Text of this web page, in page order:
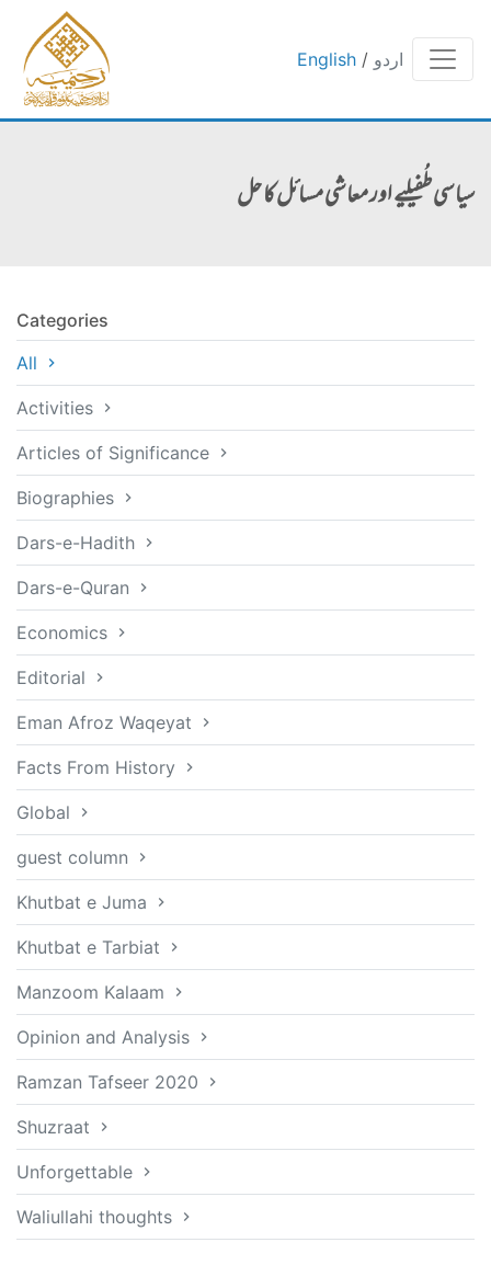
English / اردو
سیاسی طُفیلیے اور معاشی مسائل کا حل
Categories
All
Activities
Articles of Significance
Biographies
Dars-e-Hadith
Dars-e-Quran
Economics
Editorial
Eman Afroz Waqeyat
Facts From History
Global
guest column
Khutbat e Juma
Khutbat e Tarbiat
Manzoom Kalaam
Opinion and Analysis
Ramzan Tafseer 2020
Shuzraat
Unforgettable
Waliullahi thoughts